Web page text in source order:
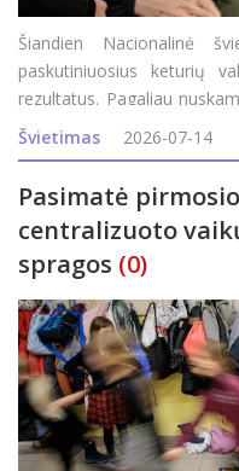
Šiandien Nacionalinė
paskutiniuosius keturių
rezultatus. Pagaliau
trys šimtukai. Rokiškio
Švietimo ir
Švietimas 2026-07-14
Pasimatė
centralizuoto
spragos (0)